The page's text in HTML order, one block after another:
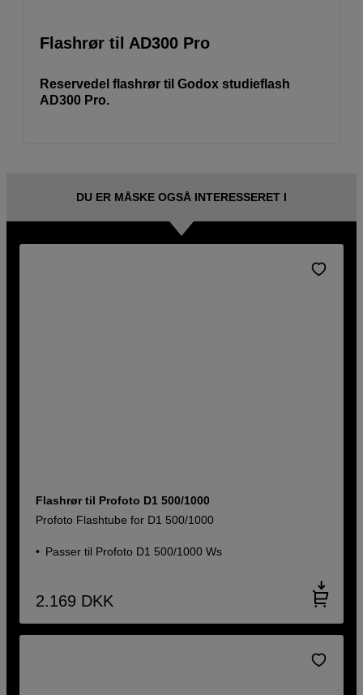
Flashrør til AD300 Pro
Reservedel flashrør til Godox studieflash
AD300 Pro.
DU ER MÅSKE OGSÅ INTERESSERET I
Flashrør til Profoto D1 500/1000
Profoto Flashtube for D1 500/1000
Passer til Profoto D1 500/1000 Ws
2.169 DKK